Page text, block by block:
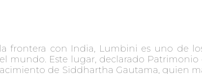
frontera con India, Lumbini es uno de
mundo. Este lugar, declarado
de Siddhartha Gautama, quien